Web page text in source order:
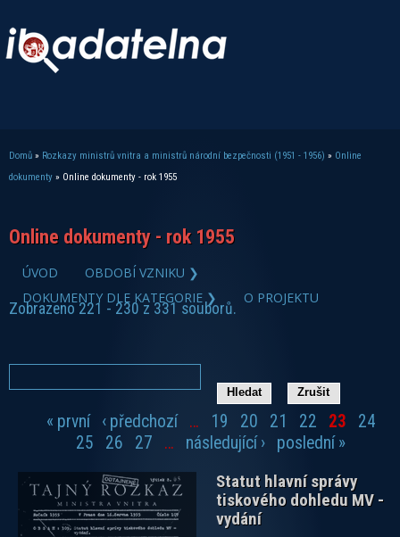
Jste zde
Domů » Rozkazy ministrů vnitra a ministrů národní bezpečnosti (1951 - 1956) » Online
dokumenty » Online dokumenty - rok 1955
Online dokumenty - rok 1955
ÚVOD
OBDOBÍ VZNIKU ❯
DOKUMENTY DLE KATEGORIE ❯
O PROJEKTU
Zobrazeno 221 - 230 z 331 souborů.
Stránky
« první ‹ předchozí … 19 20 21 22 23
24
25
26 27 … následující ›
poslední »
Statut hlavní správy
tiskového dohledu MV -
vydání